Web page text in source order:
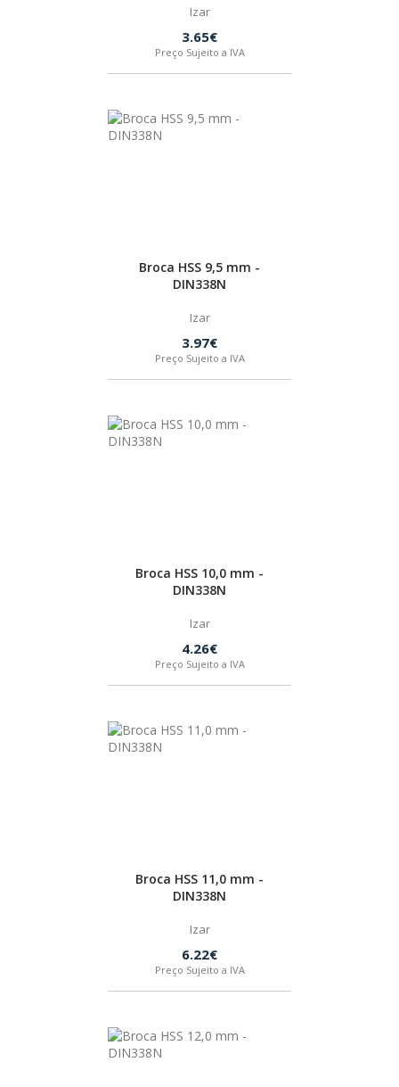
Izar
3.65€
Preço Sujeito a IVA
Broca HSS 9,5 mm -
DIN338N
Izar
3.97€
Preço Sujeito a IVA
Broca HSS 10,0 mm -
DIN338N
Izar
4.26€
Preço Sujeito a IVA
Broca HSS 11,0 mm -
DIN338N
Izar
6.22€
Preço Sujeito a IVA